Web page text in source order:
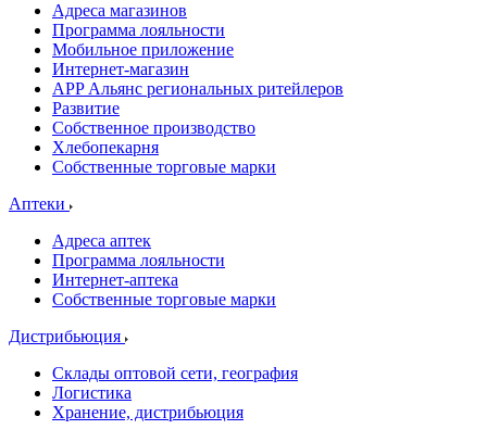
Адреса магазинов
Программа лояльности
Мобильное приложение
Интернет-магазин
APP Альянс региональных ритейлеров
Развитие
Собственное производство
Хлебопекарня
Собственные торговые марки
Аптеки
Адреса аптек
Программа лояльности
Интернет-аптека
Собственные торговые марки
Дистрибьюция
Склады оптовой сети, география
Логистика
Хранение, дистрибьюция